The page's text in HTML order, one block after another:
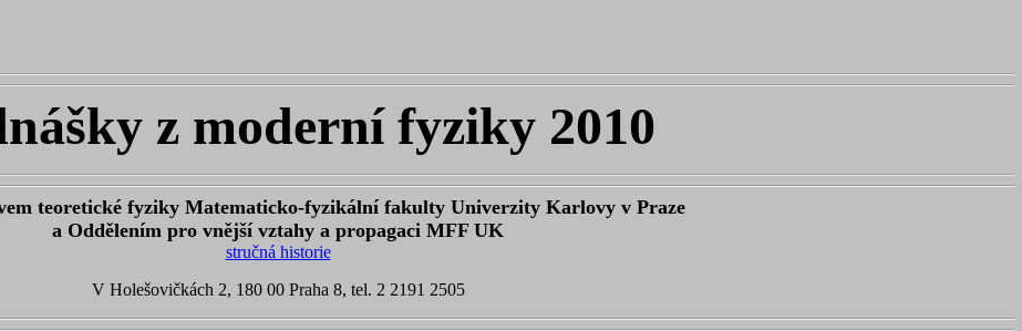
z moderní fyziky 2010
teoretické fyziky Matematicko-fyzikální fakulty Univerzity Karlovy v Praze
a Oddělením pro vnější vztahy a propagaci MFF UK
stručná historie
V Holešovičkách 2, 180 00 Praha 8, tel. 2 2191 2505